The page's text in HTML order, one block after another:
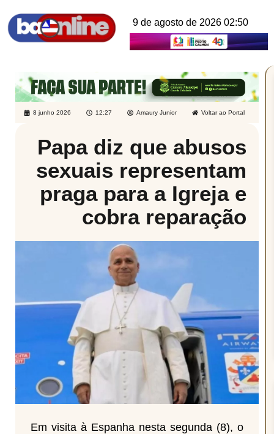
9 de agosto de 2026 02:50
8 junho 2026 12:27 Amaury Junior Voltar ao Portal
Papa diz que abusos
sexuais representam
praga para a Igreja e
cobra reparação
Em visita à Espanha nesta segunda (8), o